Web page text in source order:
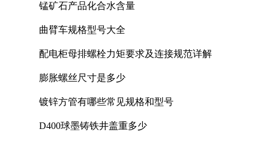
锰矿石产品化合水含量
曲臂车规格型号大全
配电柜母排螺栓力矩要求及连接规范详解
膨胀螺丝尺寸是多少
镀锌方管有哪些常见规格和型号
D400球墨铸铁井盖重多少